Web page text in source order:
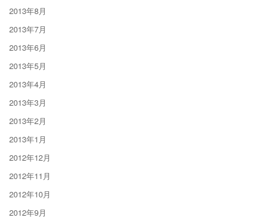
2013年8月
2013年7月
2013年6月
2013年5月
2013年4月
2013年3月
2013年2月
2013年1月
2012年12月
2012年11月
2012年10月
2012年9月